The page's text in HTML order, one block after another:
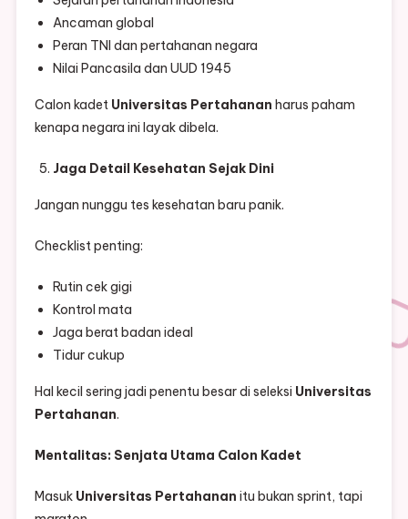
Ancaman global
Peran TNI dan pertahanan negara
Nilai Pancasila dan UUD 1945
Calon kadet Universitas Pertahanan harus paham
kenapa negara ini layak dibela.
Jaga Detail Kesehatan Sejak Dini
Jangan nunggu tes kesehatan baru panik.
Checklist penting:
Rutin cek gigi
Kontrol mata
Jaga berat badan ideal
Tidur cukup
Hal kecil sering jadi penentu besar di seleksi Universitas
Pertahanan.
Mentalitas: Senjata Utama Calon Kadet
Masuk Universitas Pertahanan itu bukan sprint, tapi